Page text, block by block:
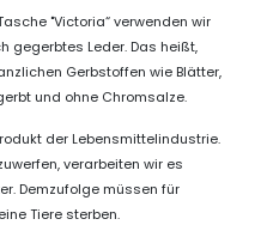
"Victoria“ verwenden wir
gegerbtes Leder. Das heißt,
Gerbstoffen wie Blätter,
und ohne Chromsalze.
der Lebensmittelindustrie.
verarbeiten wir es
Demzufolge müssen für
Tiere sterben.